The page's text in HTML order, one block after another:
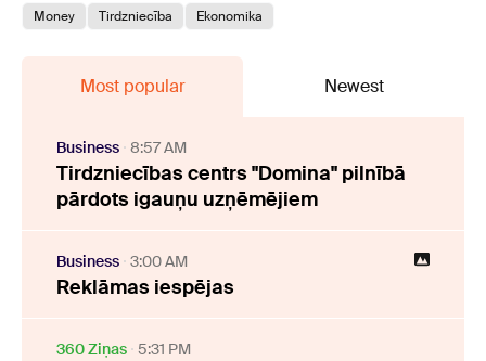
Money Tirdzniecība Ekonomika
Most popular Newest
Business 8:57 AM
Tirdzniecības centrs "Domina" pilnībā
pārdots igauņu uzņēmējiem
Business 3:00 AM
Reklāmas iespējas
360 Ziņas 5:31 PM